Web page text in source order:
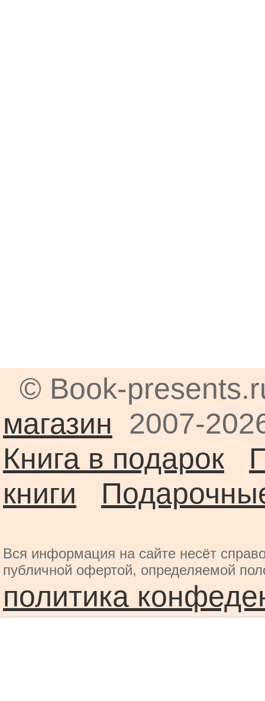
© Book-
магазин 2007-
Книга в подарок
книги
Вся информация на сайте несёт
публичной офертой, определяемой
политика